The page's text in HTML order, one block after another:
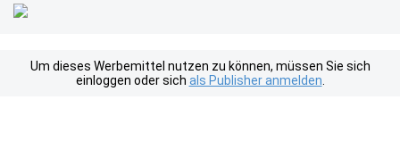
Um dieses Werbemittel nutzen zu können, müssen Sie sich
einloggen oder sich als Publisher anmelden